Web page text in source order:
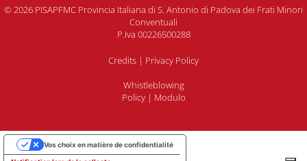
© 2026 PISAPFMC Provincia Italiana di S. Antonio di Padova dei Frati Minori
Conventuali
P.Iva 00226500288
Credits | Privacy Policy
Whistleblowing
Policy| Modulo
Vos choix en matière de confidentialité